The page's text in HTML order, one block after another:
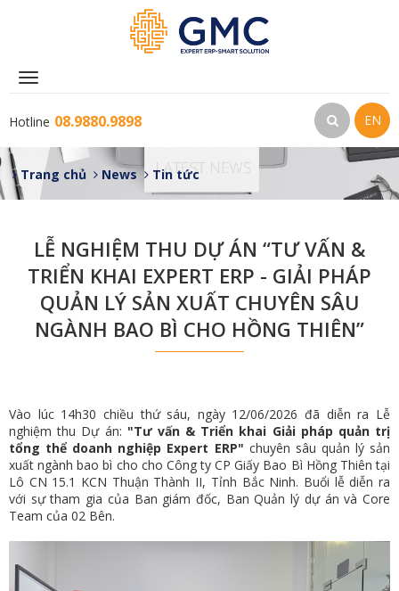
Toggle
Hotline 08.9880.9898 EN
Trang chủ News Tin tức
LỄ NGHIỆM THU DỰ ÁN “TƯ VẤN &
TRIỂN KHAI EXPERT ERP - GIẢI PHÁP
QUẢN LÝ SẢN XUẤT CHUYÊN SÂU
NGÀNH BAO BÌ CHO HỒNG THIÊN”
Vào lúc 14h30 chiều thứ sáu, ngày 12/06/2026 đã diễn ra Lễ
nghiệm thu Dự án: "Tư vấn & Triển khai Giải pháp quảntrị
tổng thể doanh nghiệp Expert ERP" chuyên sâu quản lý sản
xuất ngành bao bì cho cho Công ty CP Giấy Bao Bì Hồng Thiên tại
Lô CN 15.1 KCN Thuận Thành II, Tỉnh Bắc Ninh. Buổi lễ diễn ra
với sự tham gia của Ban giám đốc, Ban Quản lý dự án và Core
Team của 02 Bên.